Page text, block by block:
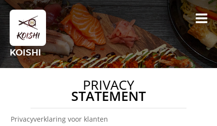
KOISHI
PRIVACY
STATEMENT
Privacyverklaring voor klanten